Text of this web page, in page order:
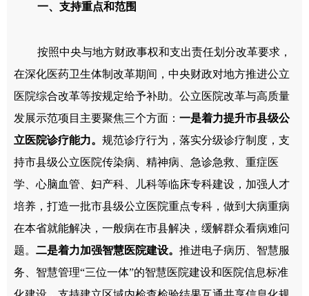
一、支持重点和范围
按照中央与地方财政事权和支出责任划分改革要求，
在深化医药卫生体制改革期间，中央财政对地方推进公立
医院综合改革等按规定给予补助。公立医院改革与高质量
发展示范项目主要聚焦三个方面： 一是着力提升市县级公
立医院诊疗能力。 规范诊疗行为，落实分级诊疗制度，支
持市县级公立医院传染病、精神病、急诊急救、重症医
学、心脑血管、妇产科、儿科等临床专科建设，加强人才
培养，打造一批市县级公立医院重点专科，做到大病重病
在本省就能解决，一般病在市县解决，缓解群众看病难问
题。 二是着力加强智慧医院建设。 推进电子病历、智慧服
务、智慧管理“三位一体”的智慧医院建设和医院信息标准